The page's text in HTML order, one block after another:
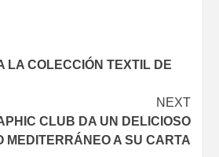
LA COLECCIÓN TEXTIL DE
NEXT
CLUB DA UN DELICIOSO
MEDITERRÁNEO A SU CARTA